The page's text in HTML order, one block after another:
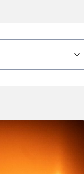
邊》的葬送——